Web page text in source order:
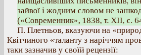
зайвої і жодним словом не
(«Современник», 1838, т. XII, с.
П. Плетньов, вказуючи на
Квітчиного «таланту з наріччям
таки зазначив у своїй рецензії: